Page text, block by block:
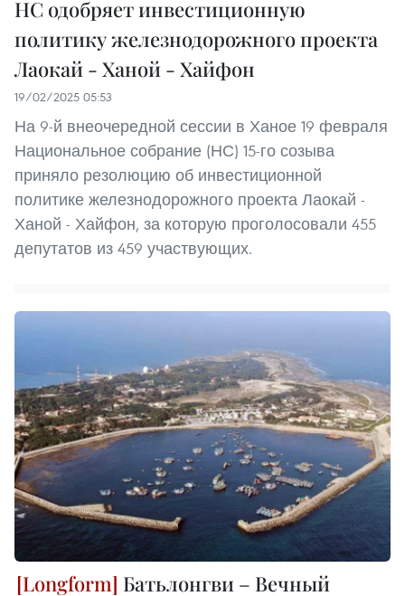
НС одобряет инвестиционную
политику железнодорожного проекта
Лаокай - Ханой - Хайфон
19/02/2025 05:53
На 9-й внеочередной сессии в Ханое 19 февраля
Национальное собрание (НС) 15-го созыва
приняло резолюцию об инвестиционной
политике железнодорожного проекта Лаокай -
Ханой - Хайфон, за которую проголосовали 455
депутатов из 459 участвующих.
Батьлонгви – Вечный